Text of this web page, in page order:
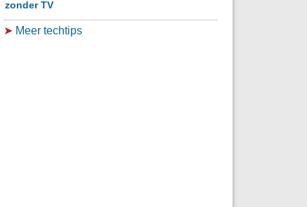
zonder TV
➤ Meer techtips